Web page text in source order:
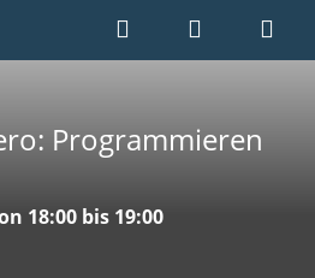
Programmieren
18:00 bis 19:00